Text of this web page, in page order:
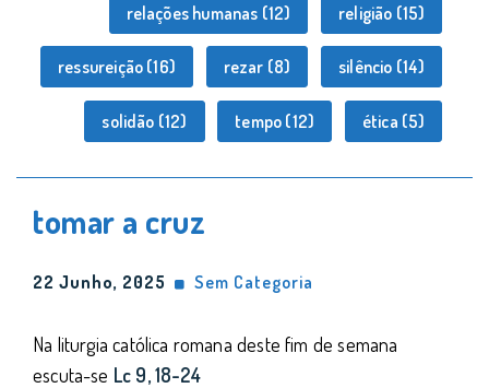
relações humanas (12) religião (15)
ressureição (16) rezar (8) silêncio (14)
solidão (12) tempo (12) ética (5)
tomar a cruz
22 Junho, 2025 Sem Categoria
Na liturgia católica romana deste fim de semana
escuta-se Lc 9, 18-24